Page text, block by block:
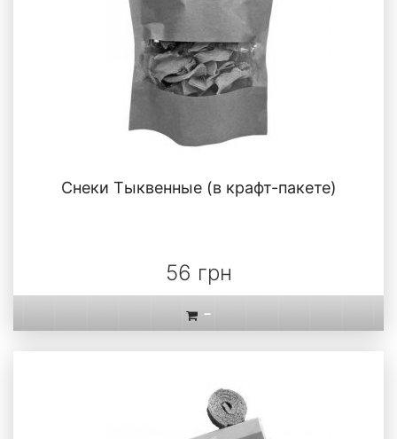
Снеки Тыквенные (в крафт-пакете)
56 грн
-